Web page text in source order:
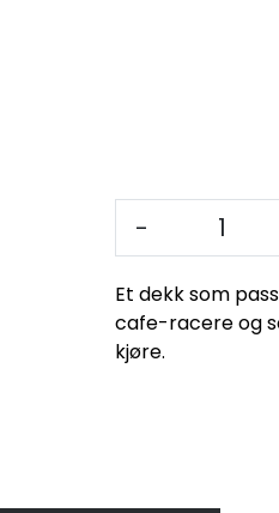
-
Et dekk som
cafe-racere og
kjøre.